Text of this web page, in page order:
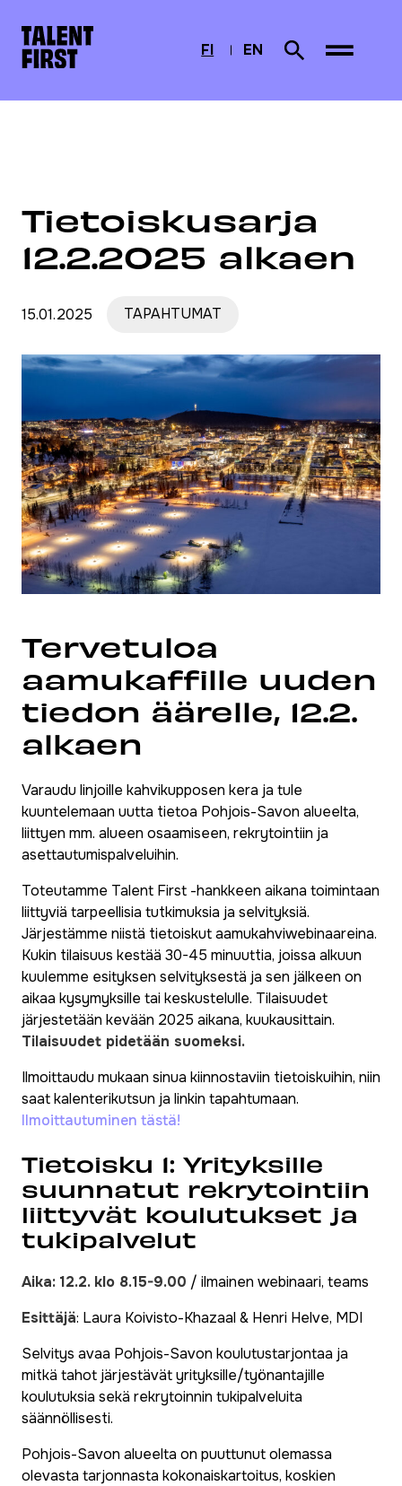
Etusivulle
FI
CURRENTLY SELECTED
SUOMI
EN
ENGLISH
Search from site
Tietoiskusarja
12.2.2025 alkaen
15.01.2025 TAPAHTUMAT
Tervetuloa
aamukaffille uuden
tiedon äärelle, 12.2.
alkaen
Varaudu linjoille kahvikupposen kera ja tule
kuuntelemaan uutta tietoa Pohjois-Savon alueelta,
liittyen mm. alueen osaamiseen, rekrytointiin ja
asettautumispalveluihin.
Toteutamme Talent First -hankkeen aikana toimintaan
liittyviä tarpeellisia tutkimuksia ja selvityksiä.
Järjestämme niistä tietoiskut aamukahviwebinaareina.
Kukin tilaisuus kestää 30-45 minuuttia, joissa alkuun
kuulemme esityksen selvityksestä ja sen jälkeen on
aikaa kysymyksille tai keskustelulle. Tilaisuudet
järjestetään kevään 2025 aikana, kuukausittain.
Tilaisuudet pidetään suomeksi.
Ilmoittaudu mukaan sinua kiinnostaviin tietoiskuihin, niin
saat kalenterikutsun ja linkin tapahtumaan.
Ilmoittautuminen tästä!
Tietoisku 1: Yrityksille
suunnatut rekrytointiin
liittyvät koulutukset ja
tukipalvelut
Aika: 12.2. klo 8.15-9.00 / ilmainen webinaari, teams
Esittäjä: Laura Koivisto-Khazaal & Henri Helve, MDI
Selvitys avaa Pohjois-Savon koulutustarjontaa ja
mitkä tahot järjestävät yrityksille/työnantajille
koulutuksia sekä rekrytoinnin tukipalveluita
säännöllisesti.
Pohjois-Savon alueelta on puuttunut olemassa
olevasta tarjonnasta kokonaiskartoitus, koskien